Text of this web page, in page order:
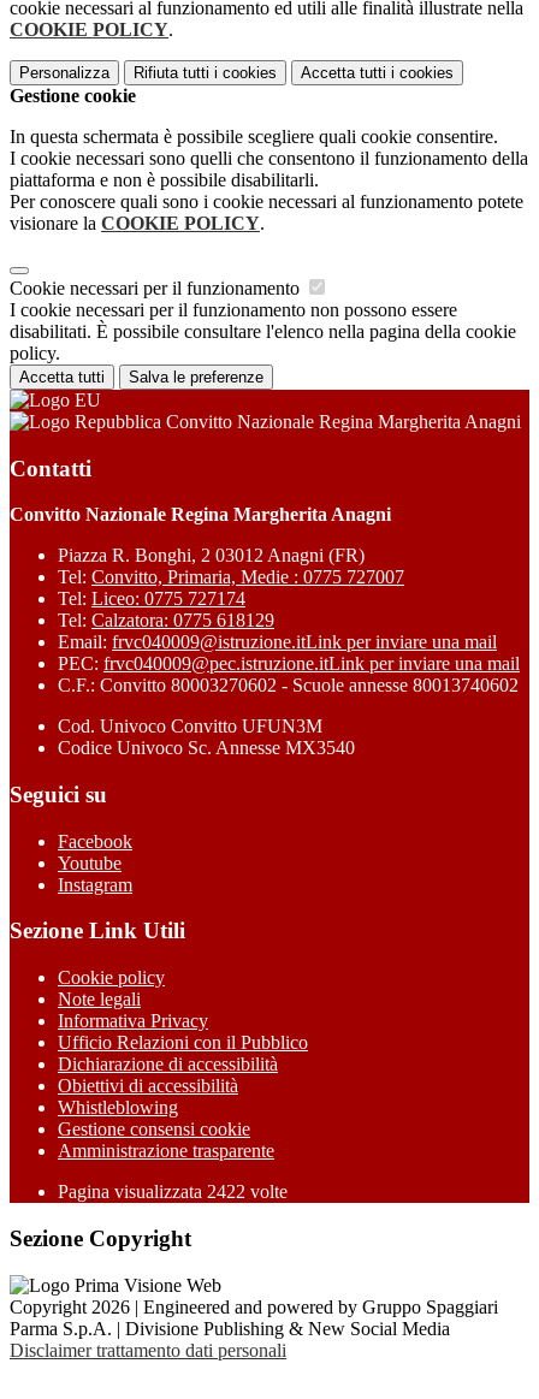
cookie necessari al funzionamento ed utili alle finalità illustrate nella
COOKIE POLICY.
Personalizza Rifiuta tutti i cookies Accetta tutti i cookies
Gestione cookie
In questa schermata è possibile scegliere quali cookie consentire.
I cookie necessari sono quelli che consentono il funzionamento della
piattaforma e non è possibile disabilitarli.
Per conoscere quali sono i cookie necessari al funzionamento potete
visionare la COOKIE POLICY.
Cookie necessari per il funzionamento
I cookie necessari per il funzionamento non possono essere
disabilitati. È possibile consultare l'elenco nella pagina della cookie
policy.
Accetta tutti Salva le preferenze
Convitto Nazionale Regina Margherita Anagni
Contatti
Convitto Nazionale Regina Margherita Anagni
Piazza R. Bonghi, 2 03012 Anagni (FR)
Tel: Convitto, Primaria, Medie : 0775 727007
Tel: Liceo: 0775 727174
Tel: Calzatora: 0775 618129
Email: frvc040009@istruzione.itLink per inviare una mail
PEC: frvc040009@pec.istruzione.itLink per inviare una mail
C.F.: Convitto 80003270602 - Scuole annesse 80013740602
Cod. Univoco Convitto UFUN3M
Codice Univoco Sc. Annesse MX3540
Seguici su
Facebook
Youtube
Instagram
Sezione Link Utili
Cookie policy
Note legali
Informativa Privacy
Ufficio Relazioni con il Pubblico
Dichiarazione di accessibilità
Obiettivi di accessibilità
Whistleblowing
Gestione consensi cookie
Amministrazione trasparente
Pagina visualizzata 2422 volte
Sezione Copyright
Copyright 2026 | Engineered and powered by Gruppo Spaggiari
Parma S.p.A. | Divisione Publishing & New Social Media
Disclaimer trattamento dati personali